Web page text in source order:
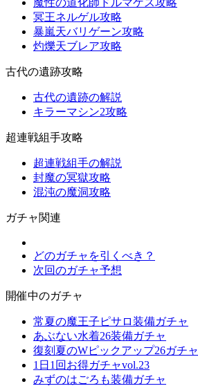
魔性の道化師ドルマゲス攻略
冥王ネルゲル攻略
暴嵐天バリゲーン攻略
灼爍天ブレア攻略
古代の遺跡攻略
古代の遺跡の解説
キラーマシン2攻略
超連戦組手攻略
超連戦組手の解説
封魔の冥獄攻略
混沌の魔洞攻略
ガチャ関連
どのガチャを引くべき？
次回のガチャ予想
開催中のガチャ
常夏の魔王子ピサロ装備ガチャ
あぶない水着26装備ガチャ
復刻夏のWピックアップ26ガチャ
1日1回お得ガチャvol.23
みずのはごろも装備ガチャ